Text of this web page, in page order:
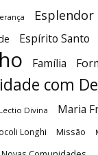
Esplendor
Espírito Santo
Família
com
Lectio Divina Maria
Longhi Missão